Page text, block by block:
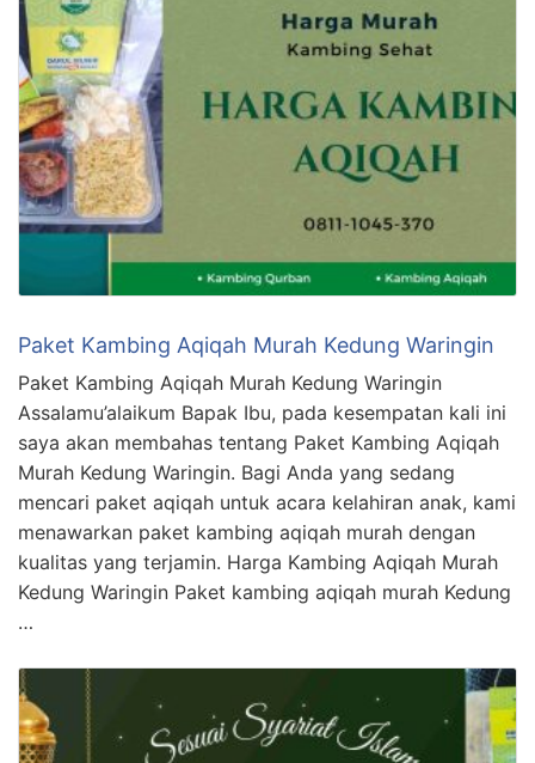
Paket Kambing Aqiqah Murah Kedung Waringin
Paket Kambing Aqiqah Murah Kedung Waringin
Assalamu’alaikum Bapak Ibu, pada kesempatan kali ini
saya akan membahas tentang Paket Kambing Aqiqah
Murah Kedung Waringin. Bagi Anda yang sedang
mencari paket aqiqah untuk acara kelahiran anak, kami
menawarkan paket kambing aqiqah murah dengan
kualitas yang terjamin. Harga Kambing Aqiqah Murah
Kedung Waringin Paket kambing aqiqah murah Kedung
…